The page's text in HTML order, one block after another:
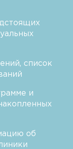
список
и
об